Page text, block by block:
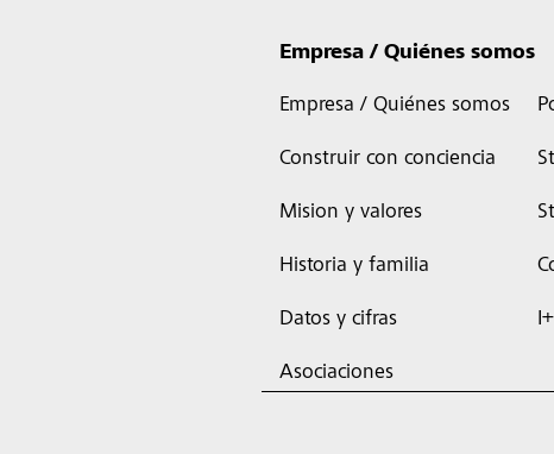
Empresa / Quiénes somos
Empresa / Quiénes somos
Construir con conciencia
Mision y valores
Historia y familia
Datos y cifras
Asociaciones